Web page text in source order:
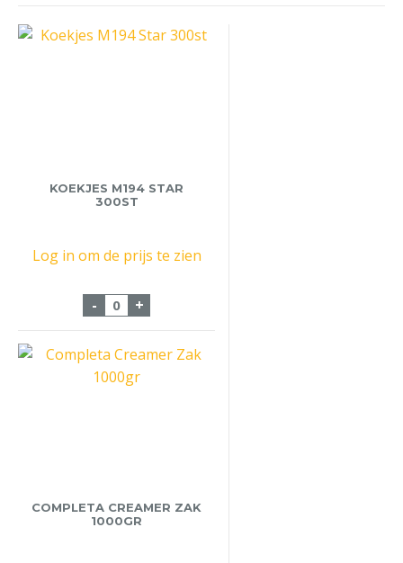
KOEKJES M194 STAR
300ST
Log in om de prijs te zien
- Koekjes M194 Star 300st aantal
+
COMPLETA CREAMER ZAK
1000GR